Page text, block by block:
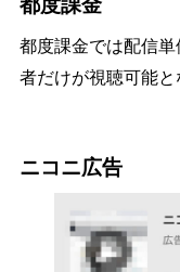
都度課金
都度課金では配信
者だけが視聴可能と
ニコニ広告